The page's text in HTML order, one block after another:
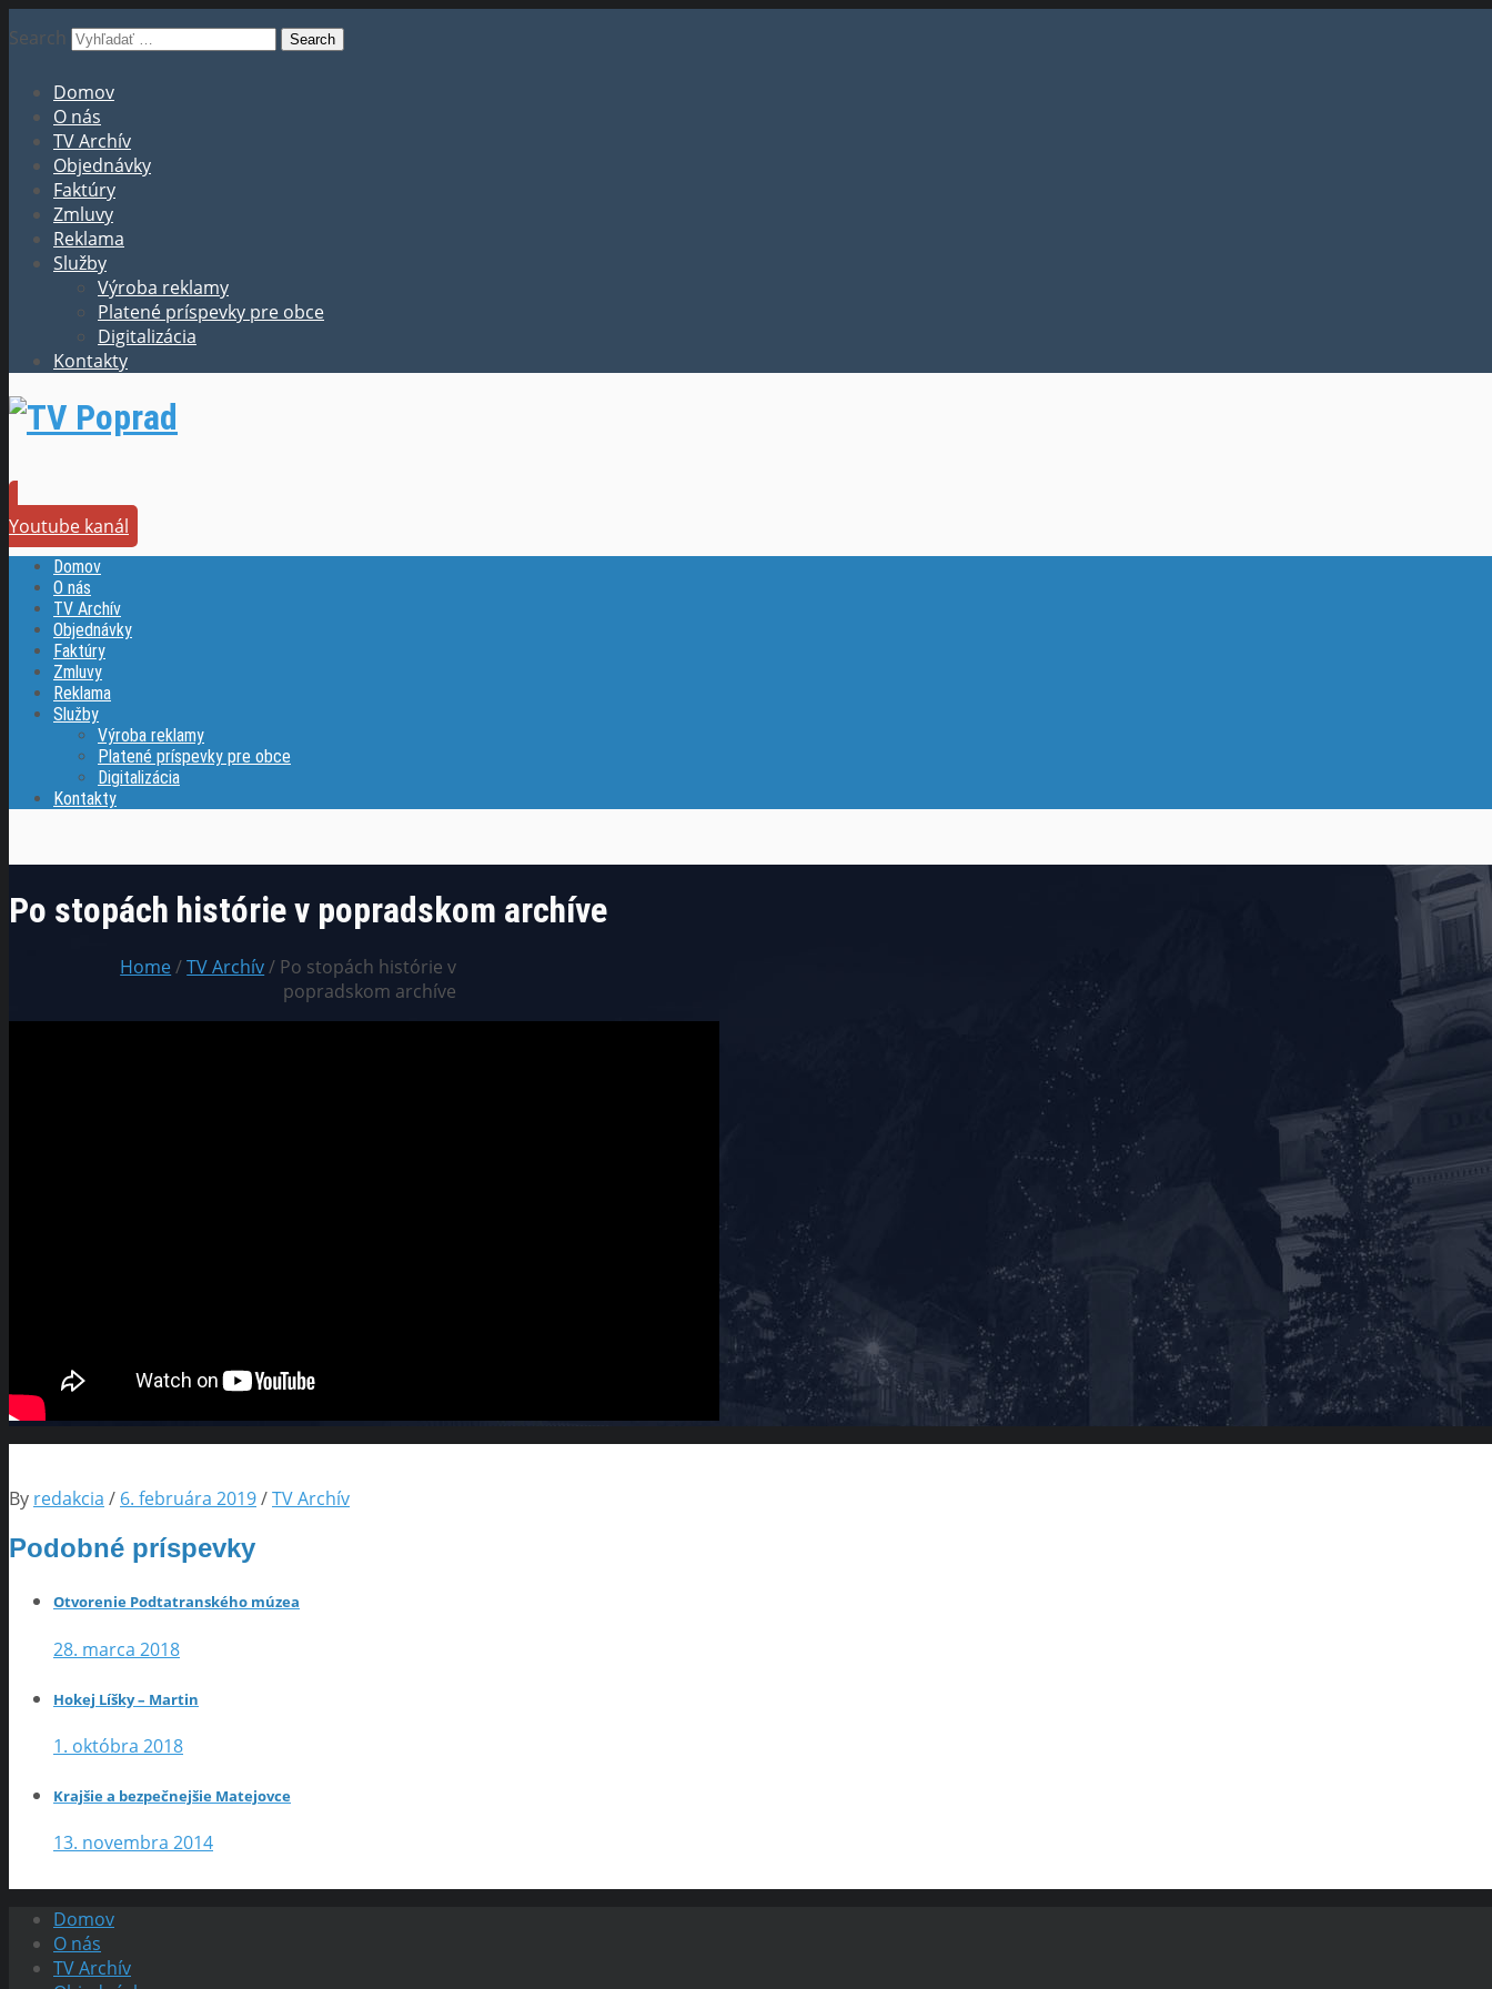
Search
Domov
O nás
TV Archív
Objednávky
Faktúry
Zmluvy
Reklama
Služby
Výroba reklamy
Platené príspevky pre obce
Digitalizácia
Kontakty
Youtube kanál
Domov
O nás
TV Archív
Objednávky
Faktúry
Zmluvy
Reklama
Služby
Výroba reklamy
Platené príspevky pre obce
Digitalizácia
Kontakty
Po stopách histórie v popradskom archíve
Home/TV Archív/ Po stopách histórie v
popradskom archíve
By redakcia / 6. februára 2019/TV Archív
Podobné príspevky
Otvorenie Podtatranského múzea
28. marca 2018
Hokej Líšky – Martin
1. októbra 2018
Krajšie a bezpečnejšie Matejovce
13. novembra 2014
Domov
O nás
TV Archív